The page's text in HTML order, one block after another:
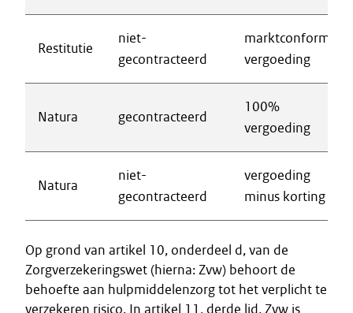
Restitutie
niet-
gecontracteerd
marktconforme
vergoeding
Natura gecontracteerd
100%
vergoeding
Natura
niet-
gecontracteerd
vergoeding
minus korting
Op grond van artikel 10, onderdeel d, van de
Zorgverzekeringswet (hierna: Zvw) behoort de
behoefte aan hulpmiddelenzorg tot het verplicht te
verzekeren risico. In artikel 11, derde lid, Zvw is